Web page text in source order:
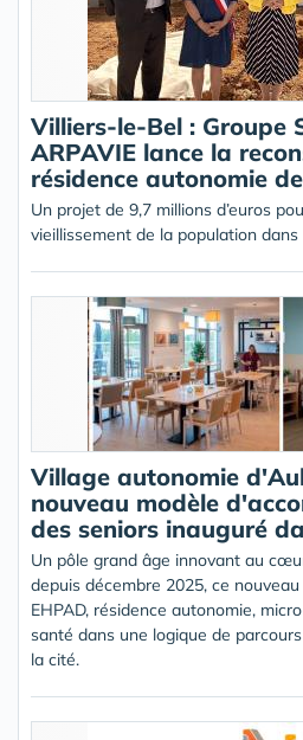
Villiers-le-Bel : Groupe
ARPAVIE lance la
résidence autonomie
Un projet de 9,7 millions d’euros
vieillissement de la population dans
Village autonomie
nouveau modèle
des seniors inauguré
Un pôle grand âge innovant au
depuis décembre 2025, ce
EHPAD, résidence autonomie,
santé dans une logique de
la cité.